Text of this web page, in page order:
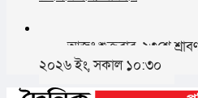
আজঃ শুক্রবার, ২৩শে
২০২৬ ইং, সকাল ১০:৩০